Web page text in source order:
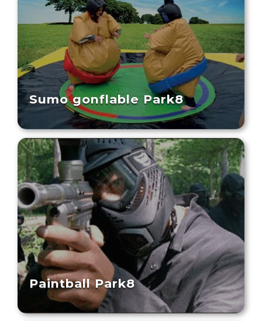
Sumo gonflable Park8
Paintball Park8